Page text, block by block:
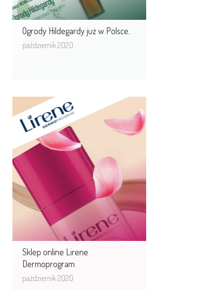
Ogrody Hildegardy już w Polsce.
październik 2020
Sklep online Lirene
Dermoprogram
październik 2020
Sklep online Lirene
Dermoprogram
Realizujemy obszerną strategię e-
commerce sprzedaży online
produktów Lirene Dermoprogram.